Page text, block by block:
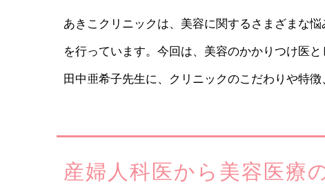
あきこクリニックは、美容に関するさまざまな
を行っています。今回は、美容のかかりつけ医
田中亜希子先生に、クリニックのこだわりや特
産婦人科医から美容医療